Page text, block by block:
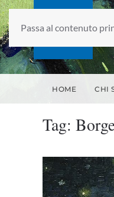
Passa al contenuto
HOME CHI
Tag: